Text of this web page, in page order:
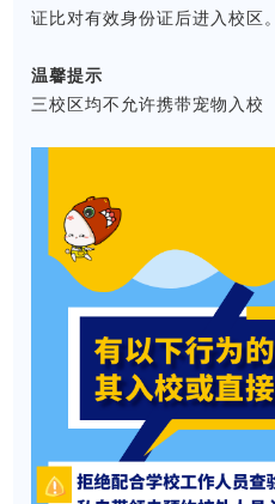
证比对有效身份证后进入校区。
温馨提示
三校区均不允许携带宠物入校